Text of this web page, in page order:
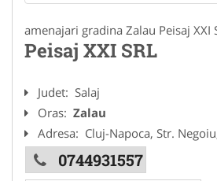
amenajari gradina Zalau Peisaj XXI
Peisaj XXI SRL
Judet: Salaj
Oras: Zalau
Adresa: Cluj-Napoca, Str.
0744931557